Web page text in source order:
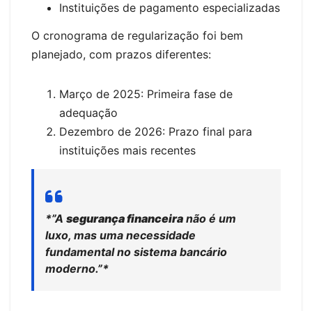
Instituições de pagamento especializadas
O cronograma de regularização foi bem
planejado, com prazos diferentes:
Março de 2025: Primeira fase de
adequação
Dezembro de 2026: Prazo final para
instituições mais recentes
*”A segurança financeira não é um
luxo, mas uma necessidade
fundamental no sistema bancário
moderno.”*